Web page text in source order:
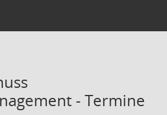
- Termine